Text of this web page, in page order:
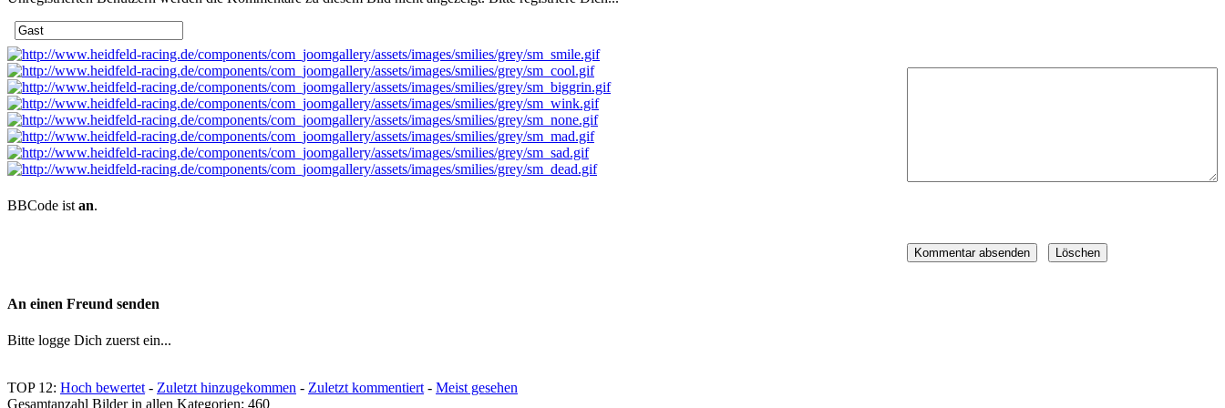
BBCode ist an.
An einen Freund senden
Bitte logge Dich zuerst ein...
TOP 12: Hoch bewertet - Zuletzt hinzugekommen - Zuletzt kommentiert - Meist gesehen
Gesamtanzahl Bilder in allen Kategorien: 460